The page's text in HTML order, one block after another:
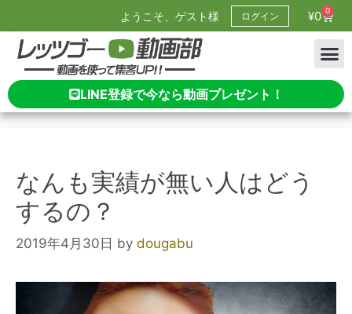
ようこそ、ゲスト様 ログイン ¥0 0
LINE登録で今なら動画プレゼント！
なんも実績が無い人はどう
するの？
2019年4月30日 by dougabu